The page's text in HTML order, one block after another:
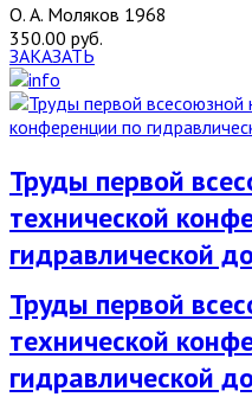
О. А. Моляков 1968
350.00 руб.
ЗАКАЗАТЬ
Труды первой
технической
гидравлической
Труды первой
технической
гидравлической